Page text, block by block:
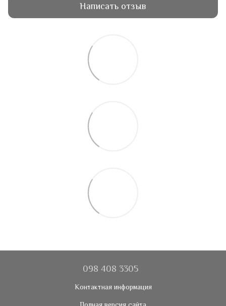
Написать отзыв
098 408 3305
Контактная информация